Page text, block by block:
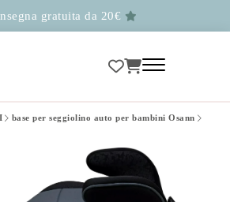
gratuita da 20€
base per seggiolino auto per bambini Osann